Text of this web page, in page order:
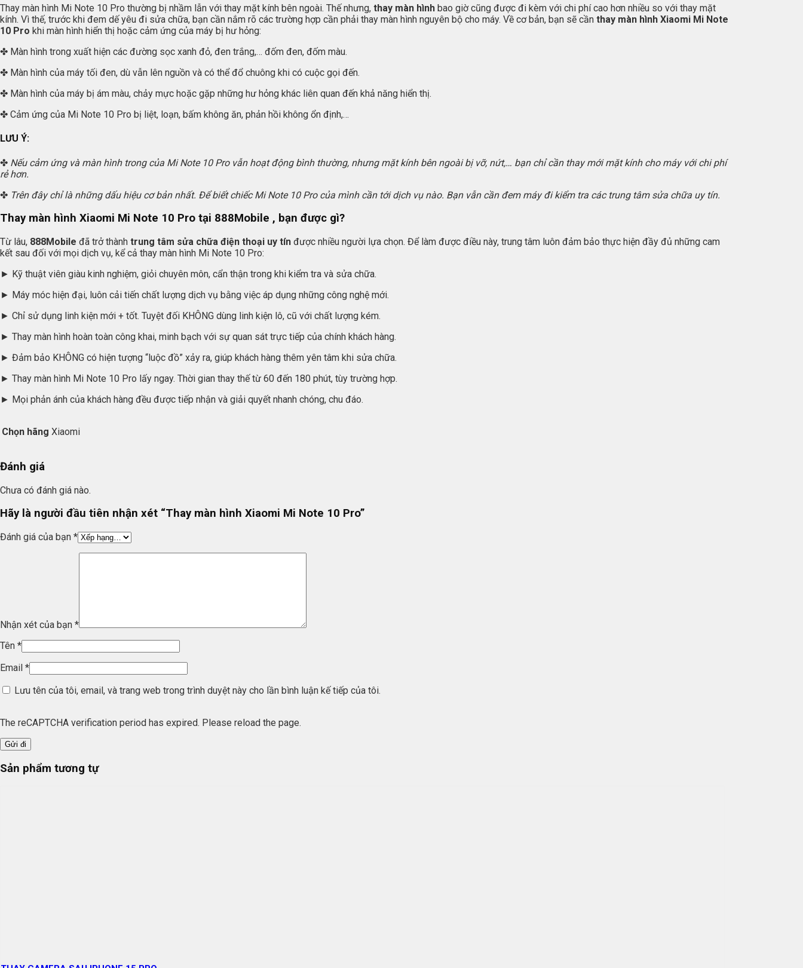
Thay màn hình Mi Note 10 Pro thường bị nhầm lẫn với thay mặt kính bên ngoài. Thế nhưng, thay màn hình bao giờ cũng được đi kèm với chi phí cao hơn nhiều so với thay mặt
kính. Vì thế, trước khi đem dế yêu đi sửa chữa, bạn cần nắm rõ các trường hợp cần phải thay màn hình nguyên bộ cho máy. Về cơ bản, bạn sẽ cần thay màn hình Xiaomi Mi Note
10 Pro khi màn hình hiển thị hoặc cảm ứng của máy bị hư hỏng:
✤ Màn hình trong xuất hiện các đường sọc xanh đỏ, đen trắng,… đốm đen, đốm màu.
✤ Màn hình của máy tối đen, dù vẫn lên nguồn và có thể đổ chuông khi có cuộc gọi đến.
✤ Màn hình của máy bị ám màu, chảy mực hoặc gặp những hư hỏng khác liên quan đến khả năng hiển thị.
✤ Cảm ứng của Mi Note 10 Pro bị liệt, loạn, bấm không ăn, phản hồi không ổn định,…
LƯU Ý:
✤ Nếu cảm ứng và màn hình trong của Mi Note 10 Pro vẫn hoạt động bình thường, nhưng mặt kính bên ngoài bị vỡ, nứt,… bạn chỉ cần thay mới mặt kính cho máy với chi phí
rẻ hơn.
✤ Trên đây chỉ là những dấu hiệu cơ bản nhất. Để biết chiếc Mi Note 10 Pro của mình cần tới dịch vụ nào. Bạn vẫn cần đem máy đi kiểm tra các trung tâm sửa chữa uy tín.
Thay màn hình Xiaomi Mi Note 10 Pro tại 888Mobile , bạn được gì?
Từ lâu, 888Mobile đã trở thành trung tâm sửa chữa điện thoại uy tín được nhiều người lựa chọn. Để làm được điều này, trung tâm luôn đảm bảo thực hiện đầy đủ những cam
kết sau đối với mọi dịch vụ, kể cả thay màn hình Mi Note 10 Pro:
► Kỹ thuật viên giàu kinh nghiệm, giỏi chuyên môn, cẩn thận trong khi kiểm tra và sửa chữa.
► Máy móc hiện đại, luôn cải tiến chất lượng dịch vụ bằng việc áp dụng những công nghệ mới.
► Chỉ sử dụng linh kiện mới + tốt. Tuyệt đối KHÔNG dùng linh kiện lô, cũ với chất lượng kém.
► Thay màn hình hoàn toàn công khai, minh bạch với sự quan sát trực tiếp của chính khách hàng.
► Đảm bảo KHÔNG có hiện tượng “luộc đồ” xảy ra, giúp khách hàng thêm yên tâm khi sửa chữa.
► Thay màn hình Mi Note 10 Pro lấy ngay. Thời gian thay thế từ 60 đến 180 phút, tùy trường hợp.
► Mọi phản ánh của khách hàng đều được tiếp nhận và giải quyết nhanh chóng, chu đáo.
Chọn hãng Xiaomi
Đánh giá
Chưa có đánh giá nào.
Hãy là người đầu tiên nhận xét “Thay màn hình Xiaomi Mi Note 10 Pro”
Đánh giá của bạn *
Nhận xét của bạn *
Tên *
Email *
Lưu tên của tôi, email, và trang web trong trình duyệt này cho lần bình luận kế tiếp của tôi.
The reCAPTCHA verification period has expired. Please reload the page.
Sản phẩm tương tự